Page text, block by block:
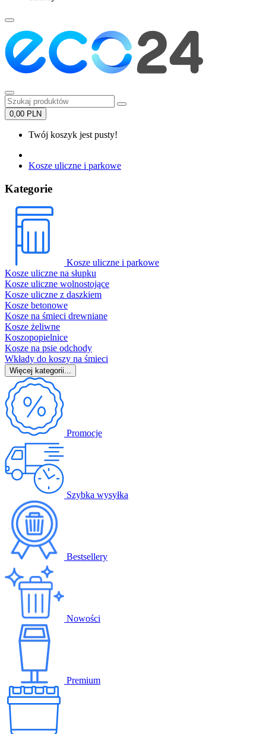
0,00 PLN
Twój koszyk jest pusty!
Kosze uliczne i parkowe
Kategorie
Kosze uliczne i parkowe
Kosze uliczne na słupku
Kosze uliczne wolnostojące
Kosze uliczne z daszkiem
Kosze betonowe
Kosze na śmieci drewniane
Kosze żeliwne
Koszopopielnice
Kosze na psie odchody
Wkłady do koszy na śmieci
Więcej kategorii...
Promocje
Szybka wysyłka
Bestsellery
Nowości
Premium